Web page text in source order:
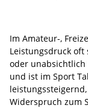
Im Amateur-,
Leistungsdruck oft
oder
und ist im Sport
Widerspruch zum